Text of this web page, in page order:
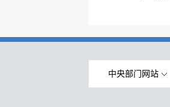
中央部门网站